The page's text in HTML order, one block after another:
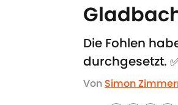
Die Fohlen
durchgesetzt.
Von Simon